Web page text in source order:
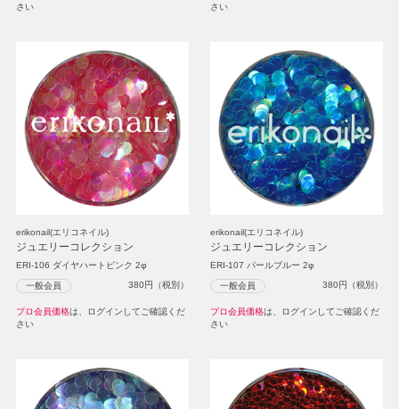
さい
さい
erikonail(エリコネイル)
ジュエリーコレクション
ERI-106 ダイヤハートピンク 2φ
一般会員 380円（税別）
プロ会員価格は、ログインしてご確認くだ
さい
erikonail(エリコネイル)
ジュエリーコレクション
ERI-107 パールブルー 2φ
一般会員 380円（税別）
プロ会員価格は、ログインしてご確認くだ
さい